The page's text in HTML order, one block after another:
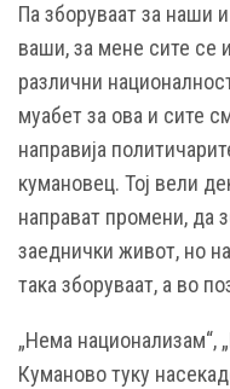
Па зборуваат за наши
ваши, за мене сите се
различни
муабет за ова и сите
направија
кумановец. Тој вели
направат промени, да
заеднички живот, но
така зборуваат, а во
„Нема национализам“,
Куманово туку